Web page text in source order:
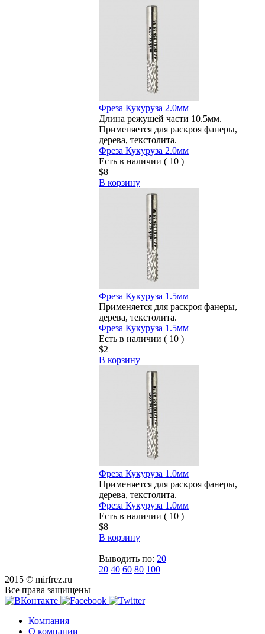
Фреза Кукуруза 2.0мм
Длина режущей части 10.5мм.
Применяется для раскроя фанеры,
дерева, текстолита.
Фреза Кукуруза 2.0мм
Есть в наличии ( 10 )
$8
В корзину
Фреза Кукуруза 1.5мм
Применяется для раскроя фанеры,
дерева, текстолита.
Фреза Кукуруза 1.5мм
Есть в наличии ( 10 )
$2
В корзину
Фреза Кукуруза 1.0мм
Применяется для раскроя фанеры,
дерева, текстолита.
Фреза Кукуруза 1.0мм
Есть в наличии ( 10 )
$8
В корзину
Выводить по: 20
20 40 60 80 100
2015 © mirfrez.ru
Все права защищены
Компания
О компании